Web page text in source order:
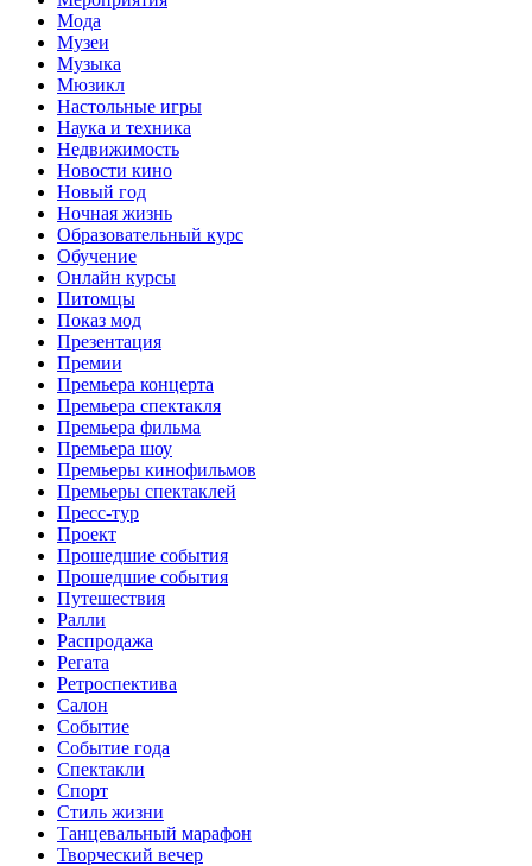
Мода
Музеи
Музыка
Мюзикл
Настольные игры
Наука и техника
Недвижимость
Новости кино
Новый год
Ночная жизнь
Образовательный курс
Обучение
Онлайн курсы
Питомцы
Показ мод
Презентация
Премии
Премьера концерта
Премьера спектакля
Премьера фильма
Премьера шоу
Премьеры кинофильмов
Премьеры спектаклей
Пресс-тур
Проект
Прошедшие события
Прошедшие события
Путешествия
Ралли
Распродажа
Регата
Ретроспектива
Салон
Событие
Событие года
Спектакли
Спорт
Стиль жизни
Танцевальный марафон
Творческий вечер